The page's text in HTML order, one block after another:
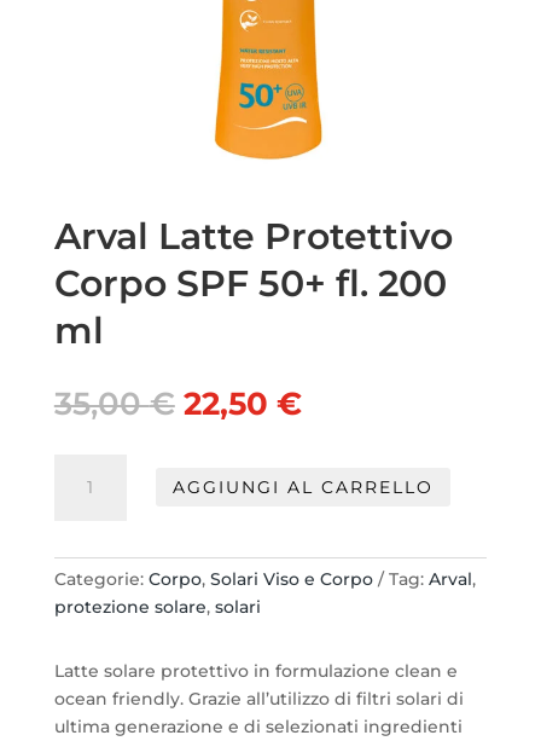
Arval Latte Protettivo
Corpo SPF 50+ fl. 200
ml
35,00€ Il
prezzo
era:
22,50 €Il
è:
Latte
SPF
50+
200
quantità
AGGIUNGI AL CARRELLO
Categorie: Corpo, Solari Viso e Corpo Tag: Arval,
protezione solare, solari
Latte solare protettivo in formulazione clean e
ocean friendly. Grazie all’utilizzo di filtri solari di
ultima generazione e di selezionati ingredienti